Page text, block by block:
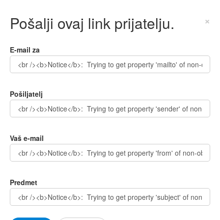
Pošalji ovaj link prijatelju. ×
E-mail za
Pošiljatelj
Vaš e-mail
Predmet